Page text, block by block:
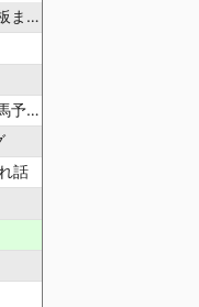
め
グ
話